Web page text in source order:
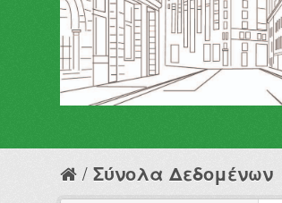
Σύνολα Δεδομένων